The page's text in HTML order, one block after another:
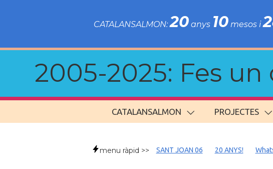
CATALANSALMON:20 anys 10 mesos i
2005-2025: Fes
CATALANSALMON PROJECTES
menu ràpid >> SANT JOAN 06 20 ANYS!